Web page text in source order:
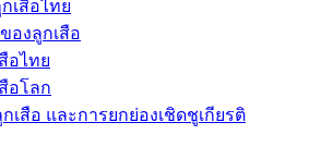
เสือไทย
องลูกเสือ
อไทย
อโลก
เสือ และการยกย่องเชิดชูเกียรติ